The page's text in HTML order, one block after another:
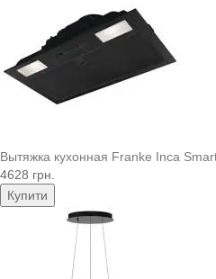
Вытяжка кухонная Franke Inca
4628 грн.
Купити